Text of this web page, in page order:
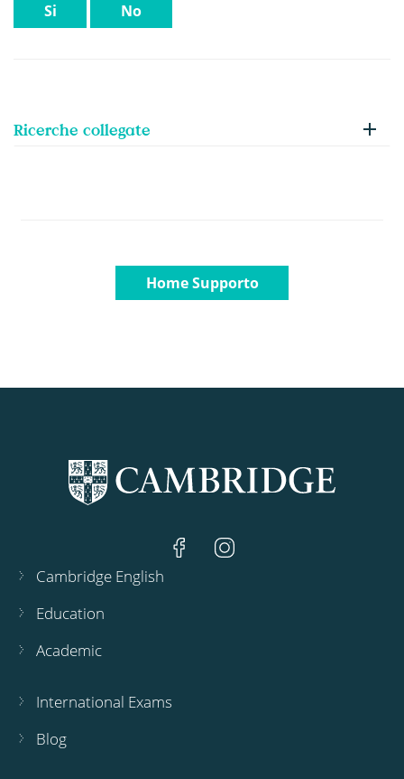
Si No
Ricerche collegate
Home Supporto
Cambridge English
Education
Academic
International Exams
Blog